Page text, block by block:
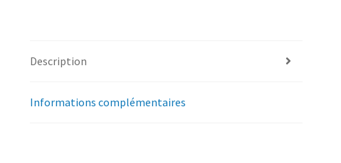
Description
Informations complémentaires